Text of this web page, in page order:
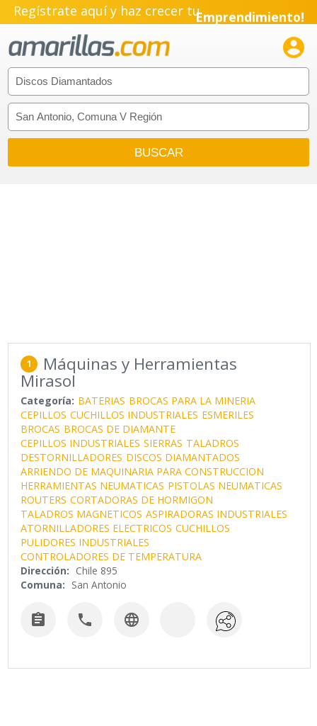
Regístrate aquí y haz crecer tuEmprendimiento!

1 Máquinas y Herramientas
Mirasol
Categoría: BATERIAS BROCAS PARA LA MINERIA
CEPILLOS CUCHILLOS INDUSTRIALES ESMERILES
BROCAS BROCAS DE DIAMANTE
CEPILLOS INDUSTRIALES SIERRAS TALADROS
DESTORNILLADORES DISCOS DIAMANTADOS
ARRIENDO DE MAQUINARIA PARA CONSTRUCCION
HERRAMIENTAS NEUMATICAS PISTOLAS NEUMATICAS
ROUTERS CORTADORAS DE HORMIGON
TALADROS MAGNETICOS ASPIRADORAS INDUSTRIALES
ATORNILLADORES ELECTRICOS CUCHILLOS
PULIDORES INDUSTRIALES
CONTROLADORES DE TEMPERATURA
Dirección: Chile 895
Comuna: San Antonio
  